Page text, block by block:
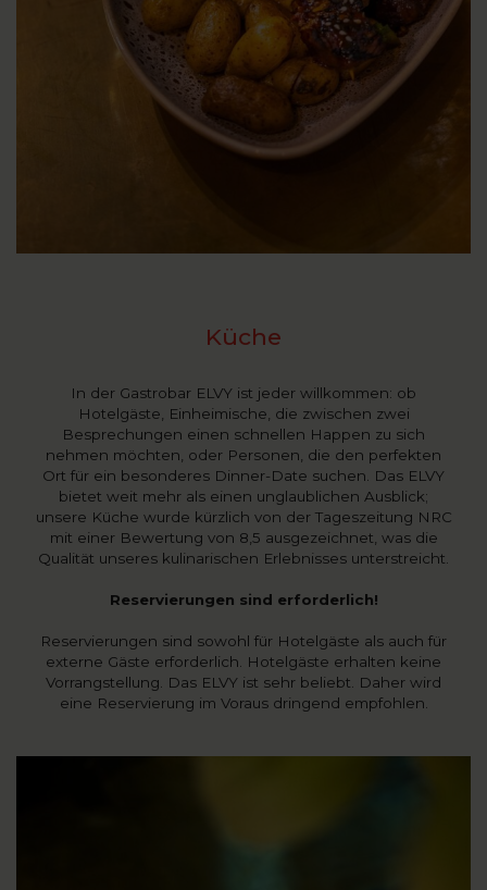
Küche
In der Gastrobar ELVY ist jeder willkommen: ob
Hotelgäste, Einheimische, die zwischen zwei
Besprechungen einen schnellen Happen zu sich
nehmen möchten, oder Personen, die den perfekten
Ort für ein besonderes Dinner-Date suchen. Das ELVY
bietet weit mehr als einen unglaublichen Ausblick;
unsere Küche wurde kürzlich von der Tageszeitung NRC
mit einer Bewertung von 8,5 ausgezeichnet, was die
Qualität unseres kulinarischen Erlebnisses unterstreicht.
Reservierungen sind erforderlich!
Reservierungen sind sowohl für Hotelgäste als auch für
externe Gäste erforderlich. Hotelgäste erhalten keine
Vorrangstellung. Das ELVY ist sehr beliebt. Daher wird
eine Reservierung im Voraus dringend empfohlen.